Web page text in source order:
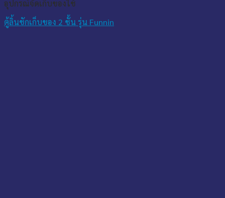
อุปกรณ์จัดเก็บของใช้
ตู้ลิ้นชักเก็บของ 2 ชั้น รุ่น Funnin